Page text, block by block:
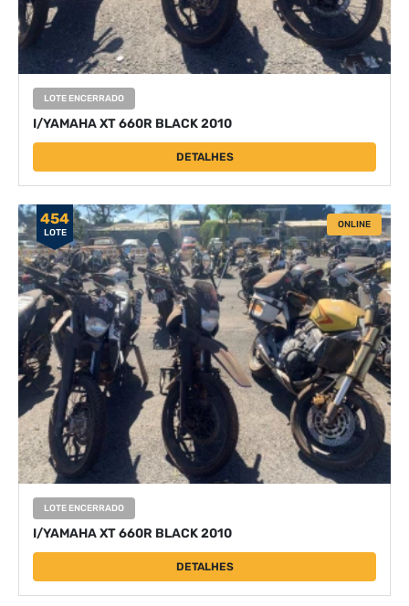
LOTE ENCERRADO
I/YAMAHA XT 660R BLACK 2010
DETALHES
454
LOTE
ONLINE
LOTE ENCERRADO
I/YAMAHA XT 660R BLACK 2010
DETALHES